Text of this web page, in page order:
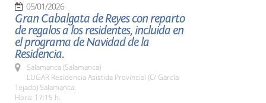
05/01/2026
Gran Cabalgata de Reyes con reparto
de regalos a los residentes, incluida en
el programa de Navidad de la
Residencia.
Salamanca (Salamanca)
LUGAR Residencia Asistida Provincial (C/ García
Tejado) Salamanca.
Hora: 17:15 h.